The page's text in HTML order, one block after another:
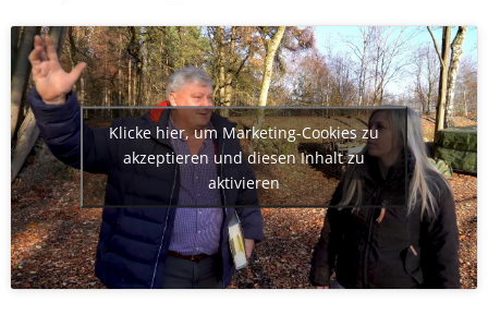
Klicke hier, um Marketing-Cookies zu
akzeptieren und diesen Inhalt zu
aktivieren